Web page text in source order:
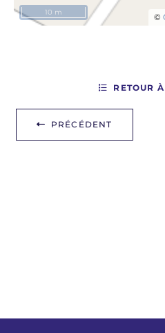
©
10 m
PRÉCÉDENT
RETOUR